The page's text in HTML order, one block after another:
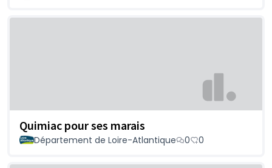
Quimiac pour ses marais
Département de Loire-Atlantique 0 0